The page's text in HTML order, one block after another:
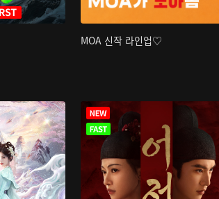
MOA 신작 라인업♡